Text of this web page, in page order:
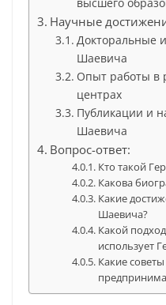
Научные
Докторальные
Шаевича
Опыт работы в
центрах
Публикации и
Шаевича
Вопрос-ответ:
Кто такой
Какова
Какие
Шаевича?
Какой
использует
Какие